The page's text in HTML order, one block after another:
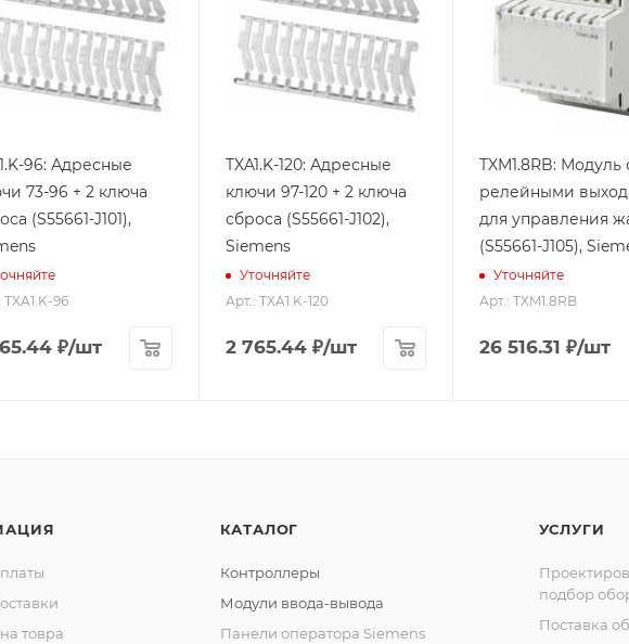
96: Адресные
73-96 + 2 ключа
(S55661-J101),
TXA1.K-96
₽/шт
TXA1.K-120: Адресные
ключи 97-120 + 2 ключа
сброса (S55661-J102),
Siemens
Уточняйте
Арт.: TXA1.K-120
2 765.44₽/шт
Линейка
Desigo
TXM1.8RB: Модуль
релейными
для управления
(S55661-J105),
Уточняйте
Арт.: TXM1.8RB
26 516.31 ₽/шт
товра
КАТАЛОГ
Контроллеры
Модули ввода-вывода
Панели оператора Siemens
УСЛУГИ
подбор
Поставка